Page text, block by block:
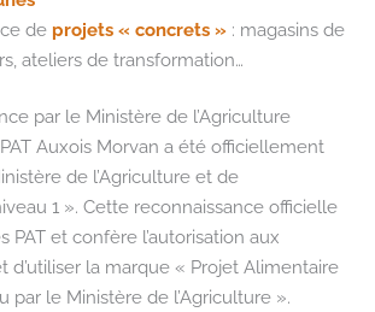
de projets « concrets »: magasins de
ateliers de transformation…
par le Ministère de l’Agriculture
Auxois Morvan a été officiellement
de l’Agriculture et de
1 ». Cette reconnaissance officielle
PAT et confère l’autorisation aux
d’utiliser la marque « Projet Alimentaire
par le Ministère de l’Agriculture ».